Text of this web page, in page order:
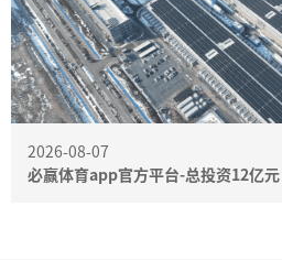
2026-08-07
必赢体育app官方平台-总投资12亿